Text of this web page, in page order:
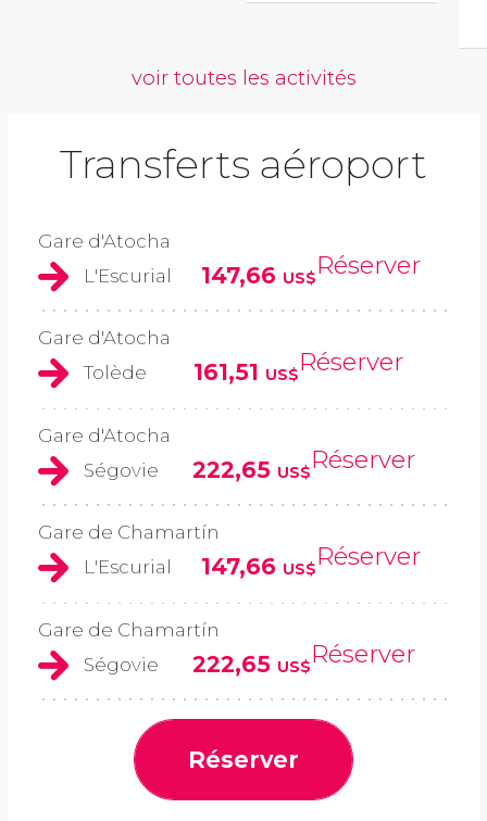
voir toutes les activités
Transferts aéroport
Gare d'Atocha
L'Escurial
147,66 US$Réserver
Gare d'Atocha
Tolède
161,51 US$Réserver
Gare d'Atocha
Ségovie
222,65 US$Réserver
Gare de Chamartín
L'Escurial
147,66 US$Réserver
Gare de Chamartín
Ségovie
222,65 US$Réserver
Réserver